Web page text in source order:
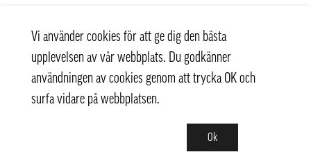
Vi använder cookies för att ge dig den bästa
upplevelsen av vår webbplats. Du godkänner
användningen av cookies genom att trycka OK och
surfa vidare på webbplatsen.
Ok